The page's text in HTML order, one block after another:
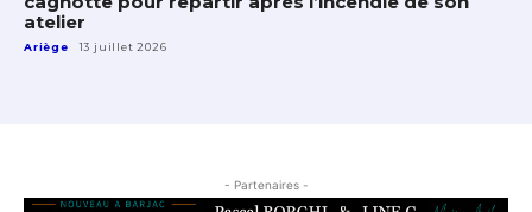
atelier
Ariège 13 juillet 2026
- Partenaires -